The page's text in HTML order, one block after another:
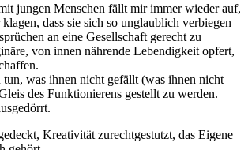
jungen Menschen fällt mir immer wieder auf,
dass sie sich so unglaublich verbiegen
an eine Gesellschaft gerecht zu
von innen nährende Lebendigkeit opfert,
tun, was ihnen nicht gefällt (was ihnen nicht
des Funktionierens gestellt zu werden.
Kreativität zurechtgestutzt, das Eigene